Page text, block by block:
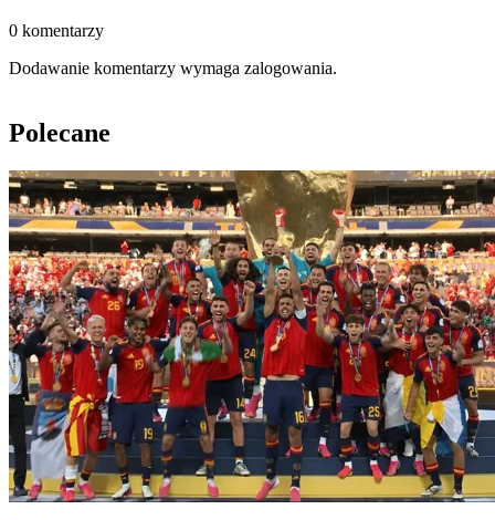
0 komentarzy
Dodawanie komentarzy wymaga zalogowania.
Polecane